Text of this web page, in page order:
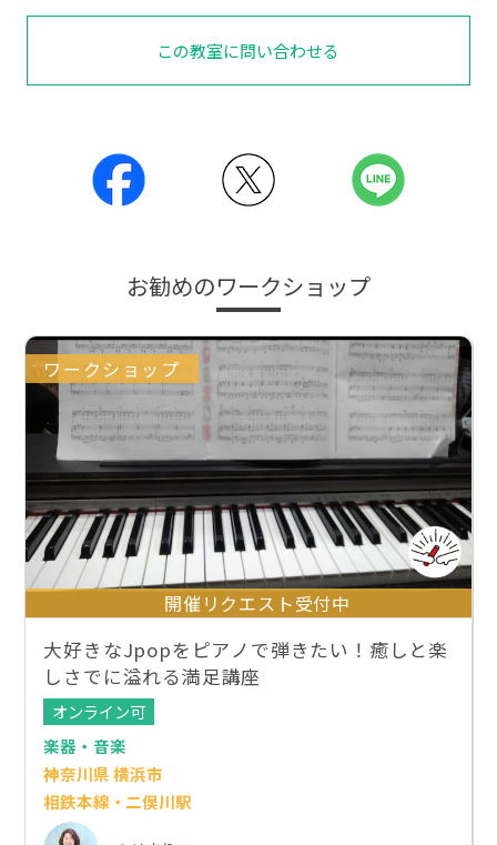
この教室に問い合わせる
お勧めのワークショップ
ワークショップ
開催リクエスト受付中
大好きなJpopをピアノで弾きたい！癒しと楽
しさでに溢れる満足講座
オンライン可
楽器・音楽
神奈川県 横浜市
相鉄本線・二俣川駅